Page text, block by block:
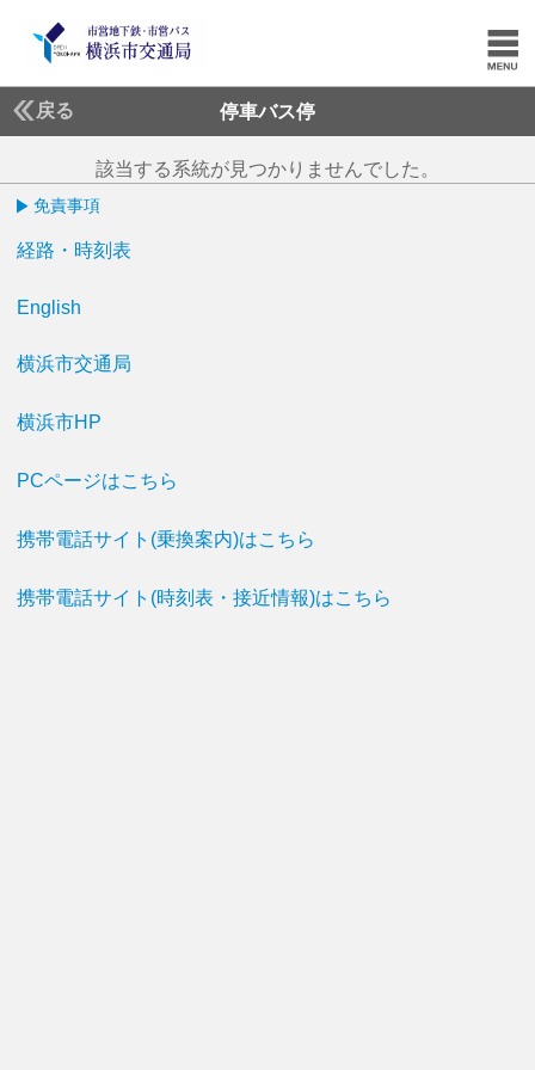
戻る 停車バス停
該当する系統が見つかりませんでした。
免責事項
経路・時刻表
English
横浜市交通局
横浜市HP
PCページはこちら
携帯電話サイト(乗換案内)はこちら
携帯電話サイト(時刻表・接近情報)はこちら